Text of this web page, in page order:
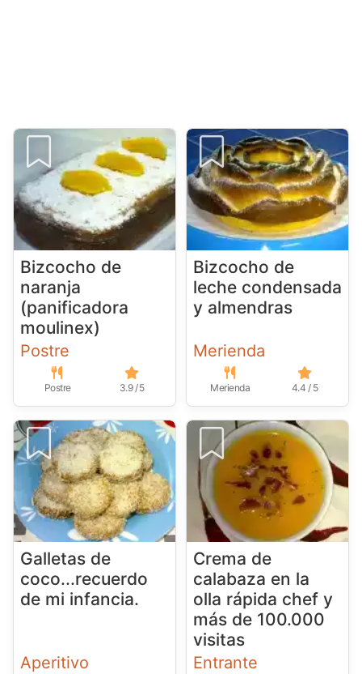
Bizcocho de
naranja
(panificadora
moulinex)
Postre
Postre 3.9 / 5
Bizcocho de
leche condensada
y almendras
Merienda
Merienda 4.4 / 5
Galletas de
coco...recuerdo
de mi infancia.
Aperitivo
Crema de
calabaza en la
olla rápida chef y
más de 100.000
visitas
Entrante